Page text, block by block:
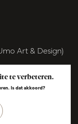
Art & Design)
|
te verbeteren.
Is dat akkoord?